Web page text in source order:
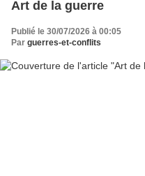
Art de la guerre
Publié le 30/07/2026 à 00:05
Par guerres-et-conflits